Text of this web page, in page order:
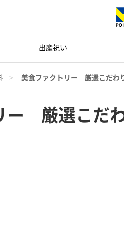
出産祝い
美食ファクトリー 厳選こだわ
ー 厳選こだ